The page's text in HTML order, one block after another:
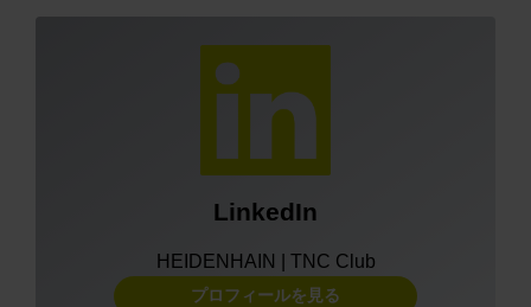
LinkedIn
HEIDENHAIN | TNC Club
プロフィールを見る